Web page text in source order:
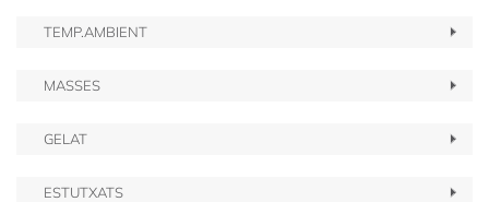
TEMP.AMBIENT
MASSES
GELAT
ESTUTXATS